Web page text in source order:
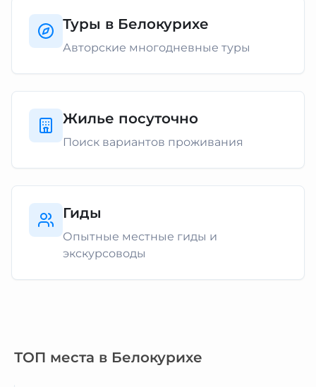
Туры в Белокурихе
Авторские многодневные туры
Жилье посуточно
Поиск вариантов проживания
Гиды
Опытные местные гиды и
экскурсоводы
ТОП места в Белокурихе